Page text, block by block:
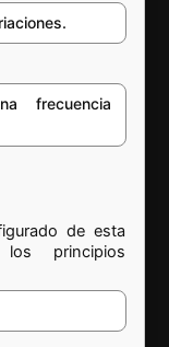
frecuencia
de esta
principios